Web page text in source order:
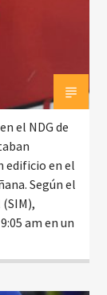
el NDG de
edificio en el
Según el
am en un